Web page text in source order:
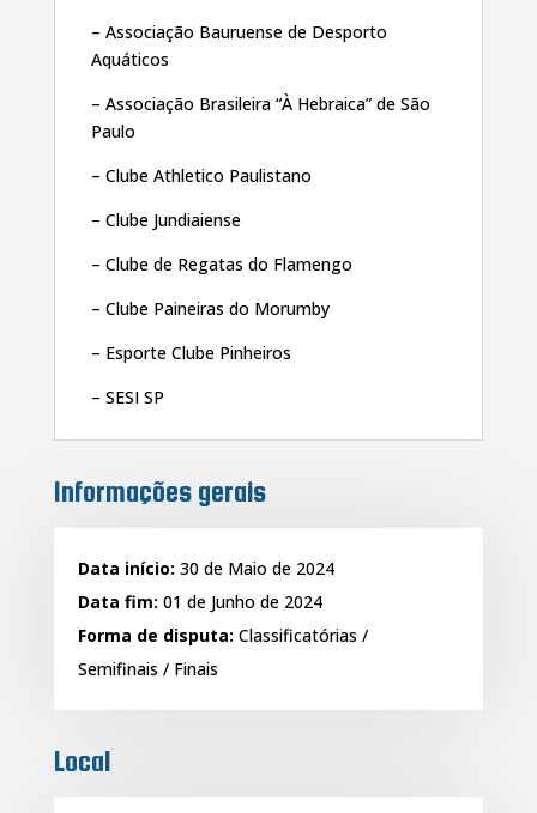
– Associação Bauruense de Desporto
Aquáticos
– Associação Brasileira “À Hebraica” de São
Paulo
– Clube Athletico Paulistano
– Clube Jundiaiense
– Clube de Regatas do Flamengo
– Clube Paineiras do Morumby
– Esporte Clube Pinheiros
– SESI SP
Informações gerais
Data início: 30 de Maio de 2024
Data fim: 01 de Junho de 2024
Forma de disputa: Classificatórias /
Semifinais / Finais
Local